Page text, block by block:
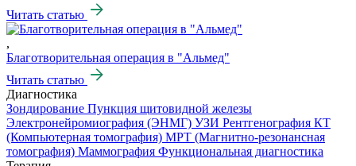
Читать статью
,
Благотворительная операция в "Альмед"
Читать статью
Диагностика
Зондирование Пункция щитовидной железы
Электронейромиография (ЭНМГ) УЗИ Рентгенография КТ
(Компьютерная томография) МРТ (Магнитно-резонансная
томография) Маммография Функциональная диагностика